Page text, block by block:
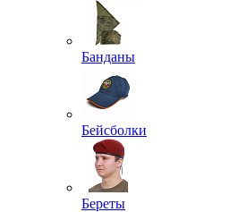
Банданы
Бейсболки
Береты